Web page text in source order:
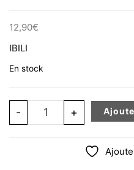
12,90€
IBILI
En stock
- quantité de+